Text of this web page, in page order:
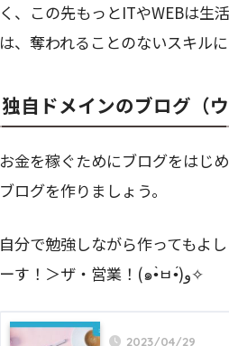
く、この先もっとITやWEBは生
は、奪われることのないスキル
独自ドメインのブログ（
お金を稼ぐためにブログをはじ
ブログを作りましょう。
自分で勉強しながら作ってもよ
ーす！＞ザ・営業！(๑•̀ㅂ•́)و✧
2023/04/29